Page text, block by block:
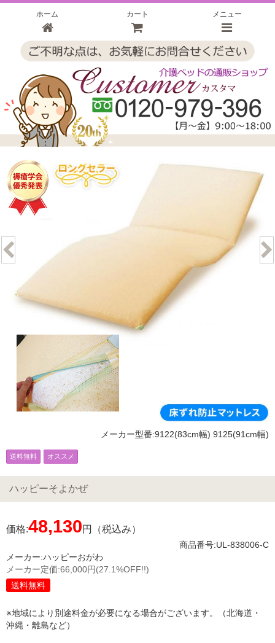
ホーム カート メニュー
メーカー型番:9122(83cm幅) 9125(91cm幅)
送料無料 オススメ
ハッピーそよかぜ
価格:48,130円（税込み）
商品番号:UL-838006-C
メーカー:ハッピーおがわ
メーカー定価:66,000円(27.1%OFF!!)
送料無料
※地域により別途料金が必要になる場合がございます。（北海道・
沖縄・離島など）